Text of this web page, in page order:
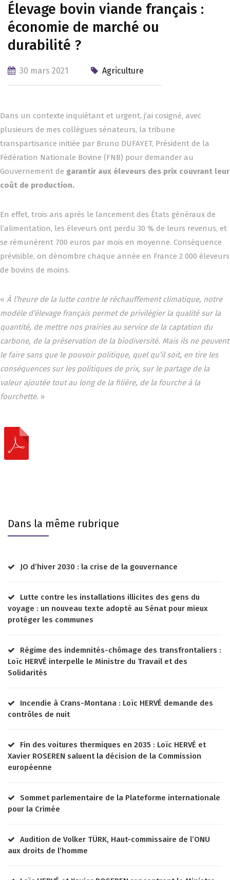
Élevage bovin viande français :
économie de marché ou
durabilité ?
30 mars 2021 Agriculture
Dans un contexte inquiétant et urgent, j’ai cosigné, avec
plusieurs de mes collègues sénateurs, la tribune
transpartisance initiée par Bruno DUFAYET, Président de la
Fédération Nationale Bovine (FNB) pour demander au
Gouvernement de garantir aux éleveurs des prix couvrant leur
coût de production.
En effet, trois ans après le lancement des États généraux de
l’alimentation, les éleveurs ont perdu 30 % de leurs revenus, et
se rémunèrent 700 euros par mois en moyenne. Conséquence
prévisible, on dénombre chaque année en France 2 000 éleveurs
de bovins de moins.
« À l’heure de la lutte contre le réchauffement climatique, notre
modèle d’élevage français permet de privilégier la qualité sur la
quantité, de mettre nos prairies au service de la captation du
carbone, de la préservation de la biodiversité. Mais ils ne peuvent
le faire sans que le pouvoir politique, quel qu’il soit, en tire les
conséquences sur les politiques de prix, sur le partage de la
valeur ajoutée tout au long de la filière, de la fourche à la
fourchette. »
Dans la même rubrique
JO d’hiver 2030 : la crise de la gouvernance
Lutte contre les installations illicites des gens du
voyage : un nouveau texte adopté au Sénat pour mieux
protéger les communes
Régime des indemnités-chômage des transfrontaliers :
Loïc HERVÉ interpelle le Ministre du Travail et des
Solidarités
Incendie à Crans-Montana : Loïc HERVÉ demande des
contrôles de nuit
Fin des voitures thermiques en 2035 : Loïc HERVÉ et
Xavier ROSEREN saluent la décision de la Commission
européenne
Sommet parlementaire de la Plateforme internationale
pour la Crimée
Audition de Volker TÜRK, Haut-commissaire de l’ONU
aux droits de l’homme